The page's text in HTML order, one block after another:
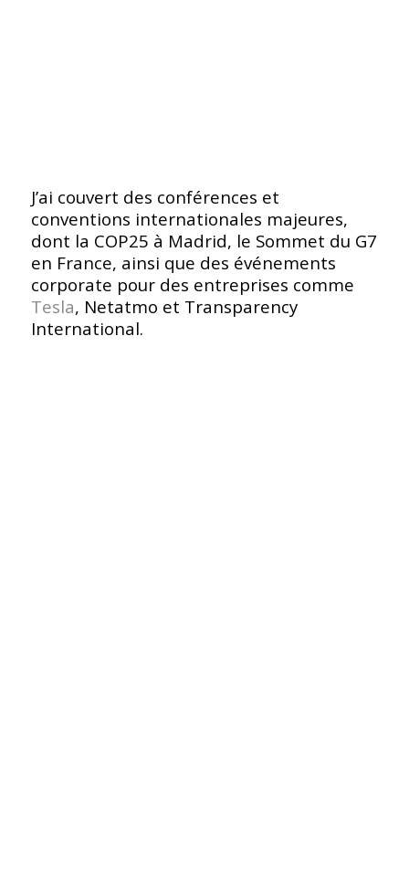
J’ai couvert des conférences et
conventions internationales majeures,
dont la COP25 à Madrid, le Sommet du G7
en France, ainsi que des événements
corporate pour des entreprises comme
Tesla, Netatmo et Transparency
International.